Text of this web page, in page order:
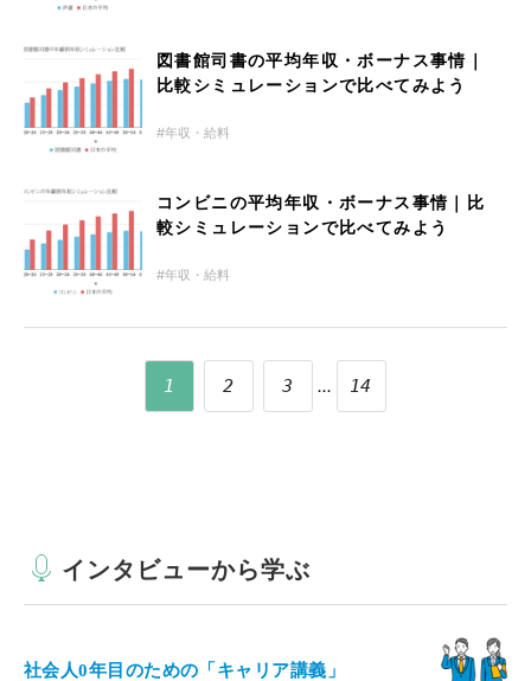
図書館司書の平均年収・ボーナス事情｜
比較シミュレーションで比べてみよう
年収・給料
コンビニの平均年収・ボーナス事情｜比
較シミュレーションで比べてみよう
年収・給料
1 2 3 ... 14
インタビューから学ぶ
社会人0年目のための「キャリア講義」